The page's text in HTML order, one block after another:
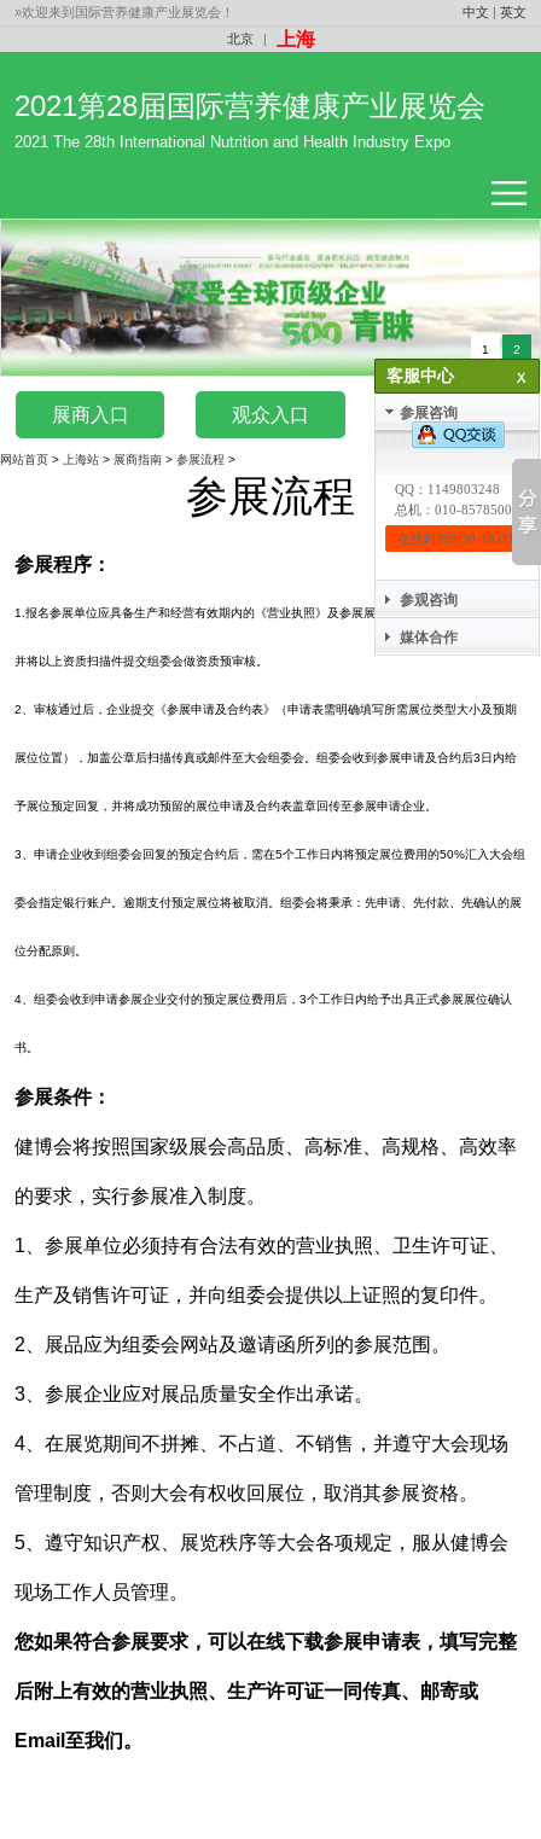
»欢迎来到国际营养健康产业展览会！ 中文 |英文
北京
| 上海
2021第28届国际营养健康产业展览会
2021 The 28th International Nutrition and Health Industry Expo
1 2
展商入口 观众入口 媒体入口
网站首页 > 上海站 > 展商指南 > 参展流程 >
参展流程
参展程序：
1.报名参展单位应具备生产和经营有效期内的《营业执照》及参展展品相关的合法批准文件等。
并将以上资质扫描件提交组委会做资质预审核。
2、审核通过后，企业提交《参展申请及合约表》（申请表需明确填写所需展位类型大小及预期
展位位置），加盖公章后扫描传真或邮件至大会组委会。组委会收到参展申请及合约后3日内给
予展位预定回复，并将成功预留的展位申请及合约表盖章回传至参展申请企业。
3、申请企业收到组委会回复的预定合约后，需在5个工作日内将预定展位费用的50%汇入大会组
委会指定银行账户。逾期支付预定展位将被取消。组委会将秉承：先申请、先付款、先确认的展
位分配原则。
4、组委会收到申请参展企业交付的预定展位费用后，3个工作日内给予出具正式参展展位确认
书。
参展条件：
健博会将按照国家级展会高品质、高标准、高规格、高效率
的要求，实行参展准入制度。
1、参展单位必须持有合法有效的营业执照、卫生许可证、
生产及销售许可证，并向组委会提供以上证照的复印件。
2、展品应为组委会网站及邀请函所列的参展范围。
3、参展企业应对展品质量安全作出承诺。
4、在展览期间不拼摊、不占道、不销售，并遵守大会现场
管理制度，否则大会有权收回展位，取消其参展资格。
5、遵守知识产权、展览秩序等大会各项规定，服从健博会
现场工作人员管理。
您如果符合参展要求，可以在线下载参展申请表，填写完整
后附上有效的营业执照、生产许可证一同传真、邮寄或
Email至我们。
客服中心
参展咨询
QQ： 1149803248
总机：010-85785007
在线时间8:30-18:00
参观咨询
媒体合作